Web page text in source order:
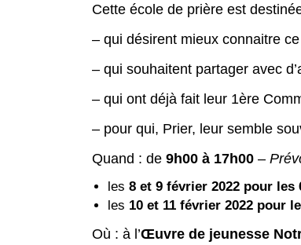
Cette école de prière est
– qui désirent mieux connaitre
– qui souhaitent partager avec
– qui ont déjà fait leur 1ère
– pour qui, Prier, leur semble
Quand : de 9h00 à 17h00 –
les 8 et 9 février 2022 pour les
les 10 et 11 février 2022 pour
Où : à l’Œuvre de jeunesse